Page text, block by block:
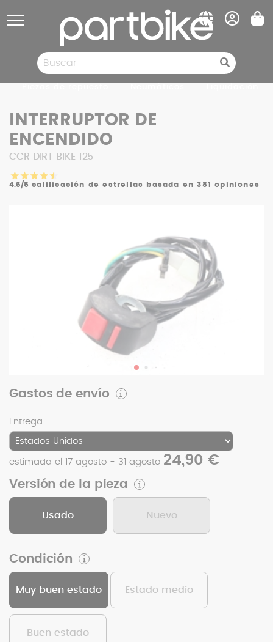
INTERRUPTOR DE
ENCENDIDO
CCR DIRT BIKE 125
4.6/5 calificación de estrellas basada en 381 opiniones
Gastos de envío
Entrega
estimada el 17 agosto - 31 agosto 24,90 €
Versión de la pieza
Usado Nuevo
Condición
Muy buen estado Estado medio
Buen estado